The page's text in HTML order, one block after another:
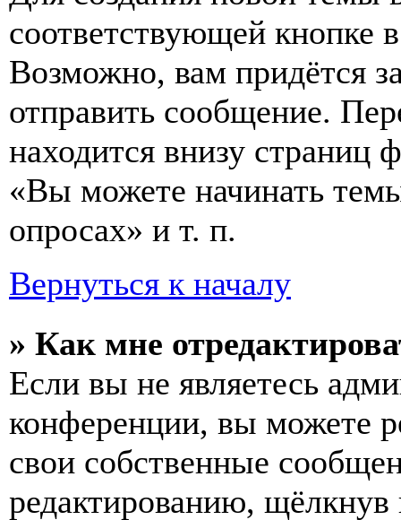
соответствующей кнопке
Возможно, вам придётся
отправить сообщение.
находится внизу
«Вы можете начинать
опросах» и т. п.
Вернуться к началу
» Как мне
Если вы не являетесь
конференции, вы можете
свои собственные
редактированию,